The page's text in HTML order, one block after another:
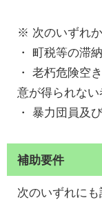
※ 次のいずれか
・ 町税等の滞
・ 老朽危険空
意が得られない
・ 暴力団員及
補助要件
次のいずれにも